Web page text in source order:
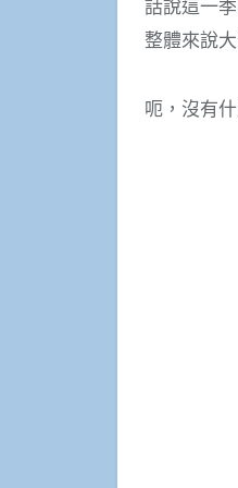
話說這一
整體來說
呃，沒有